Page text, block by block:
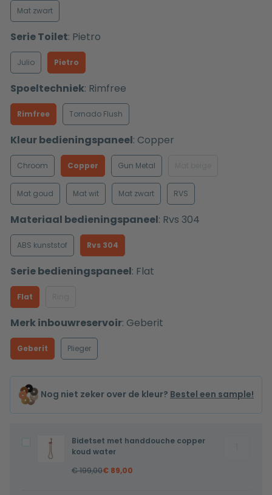
Mat zwart
Serie Toilet: Pietro
Julio Pietro
Spoeltechniek: Rimfree
Rimfree Tornado Flush
Kleur bedieningspaneel: Copper
Chroom Copper Gun Metal
Mat goud Mat wit Mat zwart RVS
Materiaal bedieningspaneel: Rvs 304
ABS kunststof Rvs 304
Serie bedieningspaneel: Flat
Flat
Merk inbouwreservoir: Geberit
Geberit Plieger
Nog niet zeker over de kleur? Bestel een sample!
Bidetset
met
handdouche
Bidetset met handdouche copper
koud water
€199,00€ 89,00